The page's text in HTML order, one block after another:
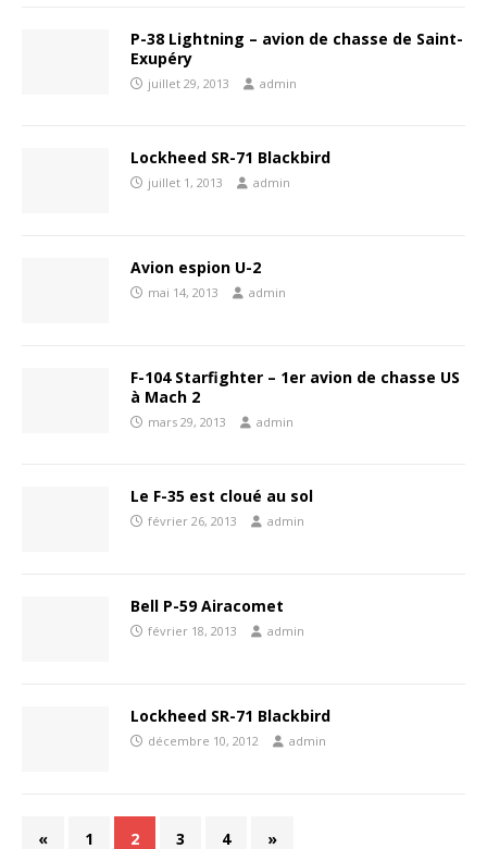
P-38 Lightning – avion de chasse de Saint-
Exupéry
juillet 29, 2013 admin
Lockheed SR-71 Blackbird
juillet 1, 2013 admin
Avion espion U-2
mai 14, 2013 admin
F-104 Starfighter – 1er avion de chasse US
à Mach 2
mars 29, 2013 admin
Le F-35 est cloué au sol
février 26, 2013 admin
Bell P-59 Airacomet
février 18, 2013 admin
Lockheed SR-71 Blackbird
décembre 10, 2012 admin
« 1 2 3 4 »